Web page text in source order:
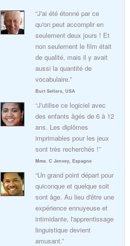
“J'ai été étonné par ce
qu'on peut accomplir en
seulement deux jours ! Et
non seulement le film était
de qualité, mais il y avait
aussi la quantité de
vocabulaire.”
Burt Sellers, USA
“J'utilise ce logiciel avec
des enfants âgés de 6 à 12
ans. Les diplômes
imprimables pour les jeux
sont très recherchés !”
Mme. C Jenvey, Espagne
“Un grand point départ pour
quiconque et quelque soit
sont âge. Au lieu d'être une
expérience ennuyeuse et
intimidante, l'apprentissage
linguistique devient
amusant.”